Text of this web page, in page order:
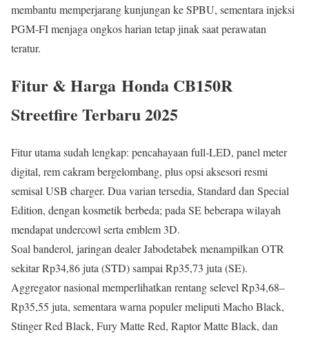
membantu memperjarang kunjungan ke SPBU, sementara injeksi
PGM‑FI menjaga ongkos harian tetap jinak saat perawatan
teratur.
Fitur & Harga Honda CB150R
Streetfire Terbaru 2025
Fitur utama sudah lengkap: pencahayaan full‑LED, panel meter
digital, rem cakram bergelombang, plus opsi aksesori resmi
semisal USB charger. Dua varian tersedia, Standard dan Special
Edition, dengan kosmetik berbeda; pada SE beberapa wilayah
mendapat undercowl serta emblem 3D.
Soal banderol, jaringan dealer Jabodetabek menampilkan OTR
sekitar Rp34,86 juta (STD) sampai Rp35,73 juta (SE).
Aggregator nasional memperlihatkan rentang selevel Rp34,68–
Rp35,55 juta, sementara warna populer meliputi Macho Black,
Stinger Red Black, Fury Matte Red, Raptor Matte Black, dan